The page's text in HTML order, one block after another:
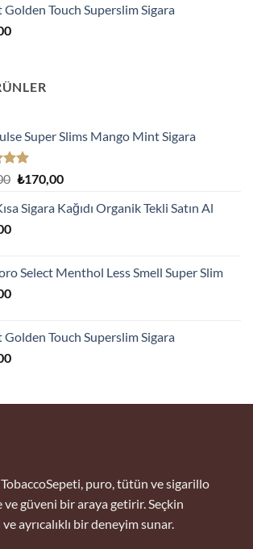
Golden Touch Superslim Sigara
Super Slims Mango Mint Sigara
Orijinal
₺175,00.
₺170,00Şu
fiyat:
Sigara Kağıdı Organik Tekli Satın Al
Select Menthol Less Smell Super Slim
Golden Touch Superslim Sigara
puro, tütün ve sigarillo
güveni bir araya getirir. Seçkin
ayrıcalıklı bir deneyim sunar.